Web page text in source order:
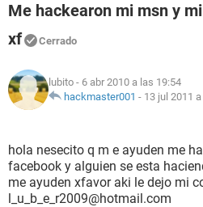
Me hackearon mi msn y
xf
Cerrado
lubito - 6 abr 2010 a las 19:54
hackmaster001 - 13 jul 2011
hola nesecito q m e ayuden me
facebook y alguien se esta
me ayuden xfavor aki le dejo mi
l_u_b_e_r2009@hotmail.com